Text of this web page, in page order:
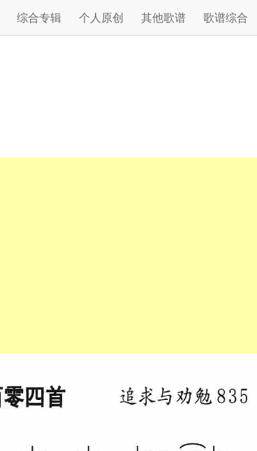
综合专辑 个人原创 其他歌谱 歌谱综合